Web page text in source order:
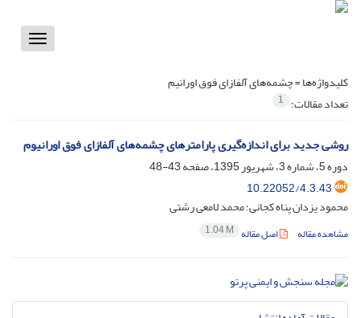
Toggle
کلیدواژه‌ها =چشمه‌های آلفازای فوق اورانیم
تعداد مقالات: 1
روشی جدید برای اندازه‌گیری پارامترهای چشمه‌های آلفازای فوق اورانیوم
دوره 5، شماره 3، شهریور 1395، صفحه
43-48
10.22052/4.3.43
محمود یزدان پناه کجانی؛ محمد لامعی رشتی
مشاهده مقاله اصل مقاله 1.04 M